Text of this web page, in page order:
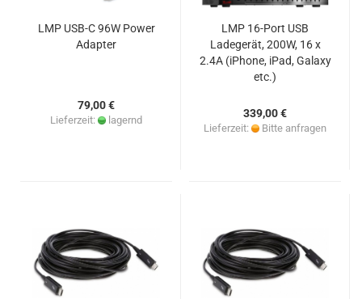
LMP USB-C 96W Power
Adapter
79,00 €
Lieferzeit: lagernd
LMP 16-Port USB
Ladegerät, 200W, 16 x
2.4A (iPhone, iPad, Galaxy
etc.)
339,00 €
Lieferzeit: Bitte anfragen